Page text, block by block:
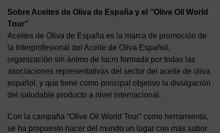
Sobre Aceites de Oliva de España y el “Olive Oil World
Tour”
Aceites de Oliva de España es la marca de promoción de
la Interprofesional del Aceite de Oliva Español,
organización sin ánimo de lucro formada por todas las
asociaciones representativas del sector del aceite de oliva
español, y que tiene como principal objetivo la divulgación
del saludable producto a nivel internacional.
Con la campaña “Olive Oil World Tour” como herramienta,
se ha propuesto hacer del mundo un lugar con más sabor